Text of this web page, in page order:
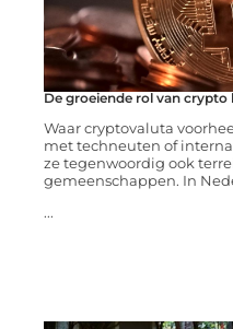
De groeiende rol van
Waar cryptovaluta
met techneuten of
ze tegenwoordig ook
gemeenschappen. In
...